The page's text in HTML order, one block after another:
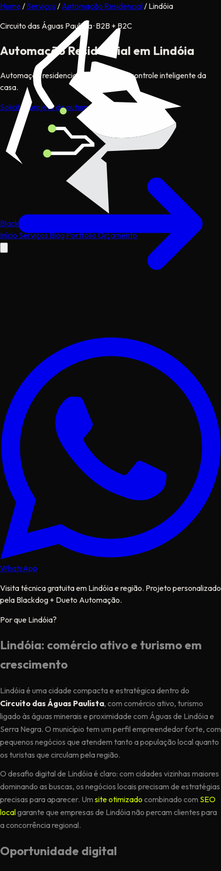
Blackdog
Início ServiçosBlogPortfólioOrçamento
Home/ Serviços / Automação Residencial/ Lindóia
Circuito das Águas Paulista · B2B + B2C
Automação Residencial em Lindóia
Automação residencial completa com controle inteligente da
casa.
Solicitar projeto de automação
WhatsApp
Visita técnica gratuita em Lindóia e região. Projeto personalizado
pela Blackdog + Dueto Automação.
Por que Lindóia?
Lindóia: comércio ativo e turismo em
crescimento
Lindóia é uma cidade compacta e estratégica dentro do
Circuito das Águas Paulista, com comércio ativo, turismo
ligado às águas minerais e proximidade com Águas de Lindóia e
Serra Negra. O município tem um perfil empreendedor forte, com
pequenos negócios que atendem tanto a população local quanto
os turistas que circulam pela região.
O desafio digital de Lindóia é claro: com cidades vizinhas maiores
dominando as buscas, os negócios locais precisam de estratégias
precisas para aparecer. Um site otimizado combinado com SEO
localgarante que empresas de Lindóia não percam clientes para
a concorrência regional.
Oportunidade digital